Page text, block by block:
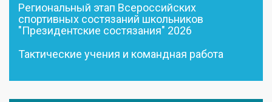
Региональный этап Всероссийских
спортивных состязаний школьников
"Президентские состязания" 2026
Тактические учения и командная работа